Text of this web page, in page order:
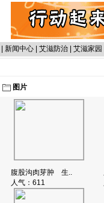
新闻中心 艾滋防治 艾滋家园
图片
腹股沟肉芽肿 生..
人气： 611